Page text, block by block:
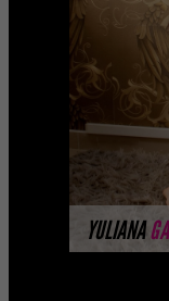
YULIANA